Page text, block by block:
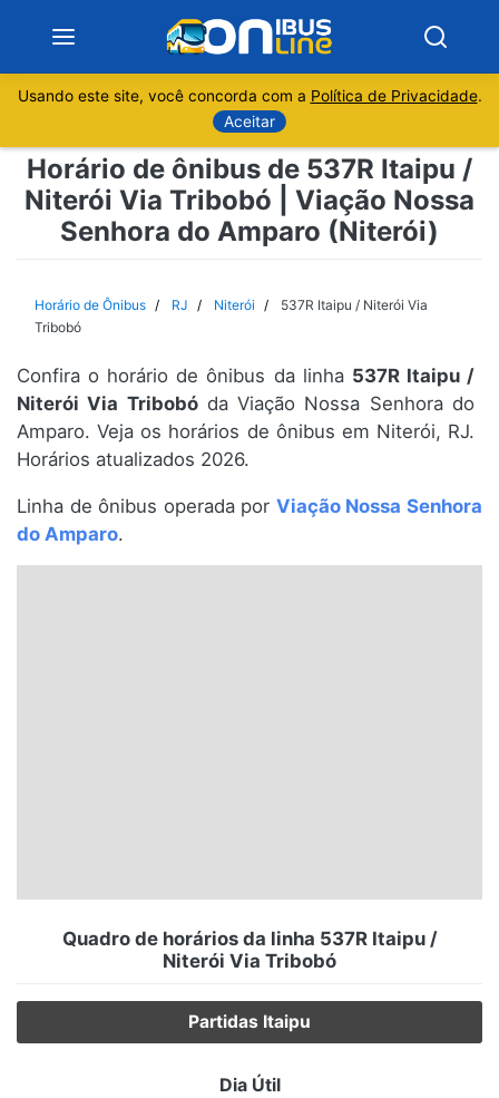
Sobre
Minas Gerais
Espírito Santo
Paraná
Santa Catarina
Usando este site, você concorda com a Política de Privacidade.
Aceitar
Horário de ônibus de 537R Itaipu /
Niterói Via Tribobó | Viação Nossa
Senhora do Amparo (Niterói)
Horário de Ônibus RJ Niterói
537R Itaipu / Niterói Via
Tribobó
Confira o horário de ônibus da linha 537R Itaipu /
Niterói Via Tribobóda Viação Nossa Senhora do
Amparo. Veja os horários de ônibus em Niterói, RJ.
Horários atualizados 2026.
Linha de ônibus operada por Viação Nossa Senhora
do Amparo.
Quadro de horários da linha 537R Itaipu /
Niterói Via Tribobó
Partidas Itaipu
Dia Útil